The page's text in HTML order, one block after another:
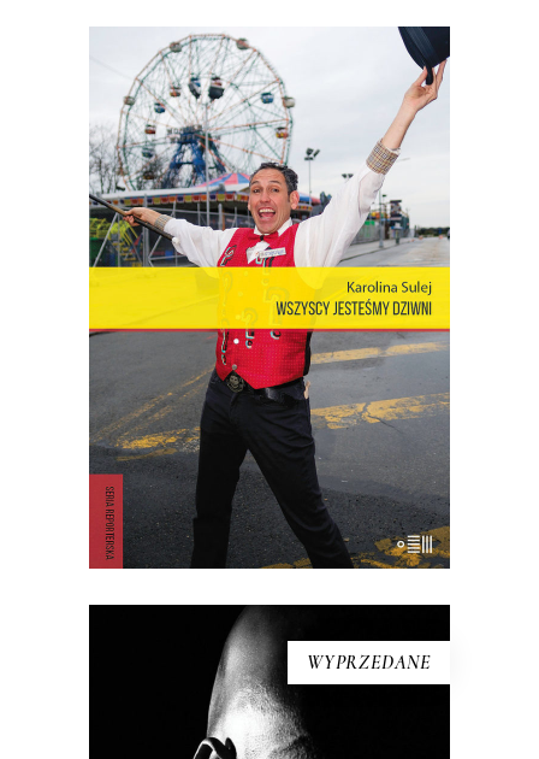
[EBOOK] Karolina Sulej –
WSZYSCY JESTEŚMY DZIWNI.
OPOWIEŚCI Z CONEY ISLAND
Coney Island – dzielnica Nowego Jorku,
gdzie miasto łączy się z oceanem,
niegdyś stolica światowej rozrywki,
cyrków, wesołych miasteczek – to wciąż
rezerwuar estetyki, idei, marzeń i lęków,
z których jest zbudowana popkultura i
nasze człowieczeństwo. Opowieść o
Coney – […]
36.00 18.00zł
KSIĄŻKA DO KOSZYKA
WYPRZEDANE
[EBOOK] Frank Westerman – EL
NEGRO I JA